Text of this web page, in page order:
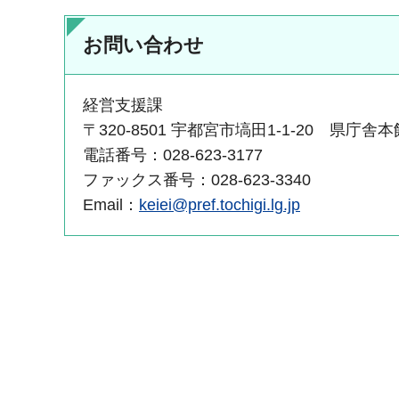
お問い合わせ
経営支援課
〒320-8501 宇都宮市塙田1-1-20 県庁舎本
電話番号：028-623-3177
ファックス番号：028-623-3340
Email： keiei@pref.tochigi.lg.jp